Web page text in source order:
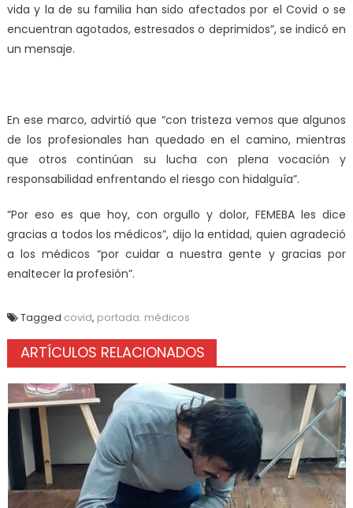
vida y la de su familia han sido afectados por el Covid o se
encuentran agotados, estresados o deprimidos”, se indicó en
un mensaje.
En ese marco, advirtió que “con tristeza vemos que algunos
de los profesionales han quedado en el camino, mientras
que otros continúan su lucha con plena vocación y
responsabilidad enfrentando el riesgo con hidalguía”.
“Por eso es que hoy, con orgullo y dolor, FEMEBA les dice
gracias a todos los médicos”, dijo la entidad, quien agradeció
a los médicos “por cuidar a nuestra gente y gracias por
enaltecer la profesión”.
Tagged covid, portada. médicos
ARTÍCULOS RELACIONADOS